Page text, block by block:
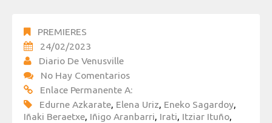
PREMIERES
24/02/2023
Diario De Venusville
No Hay Comentarios
Enlace Permanente A:
Edurne Azkarate, Elena Uriz, Eneko Sagardoy,
Iñaki Beraetxe, Iñigo Aranbarri, Irati, Itziar Ituño,